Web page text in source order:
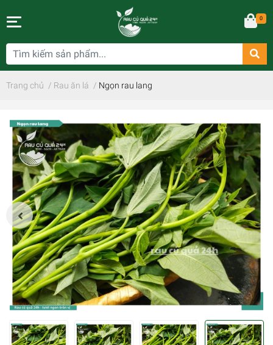
0
Trang chủ / Rau ăn lá / Ngọn rau lang